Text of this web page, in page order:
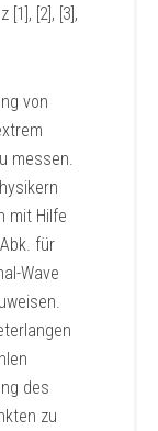
[1], [2], [3],
von
messen.
mit Hilfe
für
Wave
des
zu